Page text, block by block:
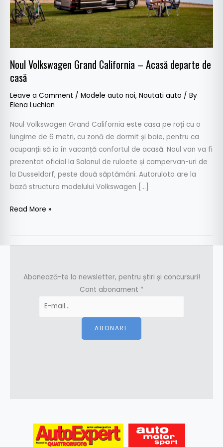
Noul Volkswagen Grand California – Acasă departe de
casă
Leave a Comment / Modele auto noi, Noutati auto / By
Elena Luchian
Noul Volkswagen Grand California este casa pe roți cu o
lungime de 6 metri, cu zonă de dormit și baie, pentru ca
ocupanții să ia în vacanță confortul de acasă. Noul van va fi
prezentat oficial la Salonul de ruloete și campervan-uri de
la Dusseldorf, peste două săptămâni. Autorulota are la
bază structura modelului Volkswagen […]
de
casă
Read More »
Abonează-te la newsletter, pentru știri și concursuri!
Cont abonament *
ABONARE